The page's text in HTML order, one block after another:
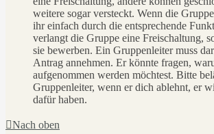
weitere sogar versteckt. Wenn die
ihr einfach durch die entsprechende
verlangt die Gruppe eine Freischaltung,
sie bewerben. Ein Gruppenleiter muss
Antrag annehmen. Er könnte fragen,
aufgenommen werden möchtest. Bitte
Gruppenleiter, wenn er dich ablehnt, er
dafür haben.
Nach oben